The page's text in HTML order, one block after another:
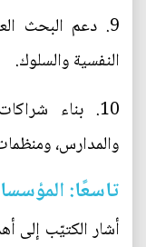
9. دعم البحث
النفسية والسلوك.
10. بناء
والمدارس،
تاسعًا:
أشار الكتيّب إلى